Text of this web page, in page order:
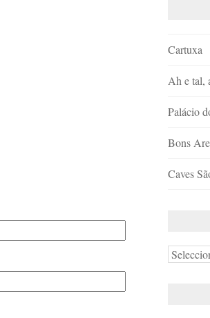
Cartuxa
Ah e tal,
Palácio
Bons
Caves
Arquivo